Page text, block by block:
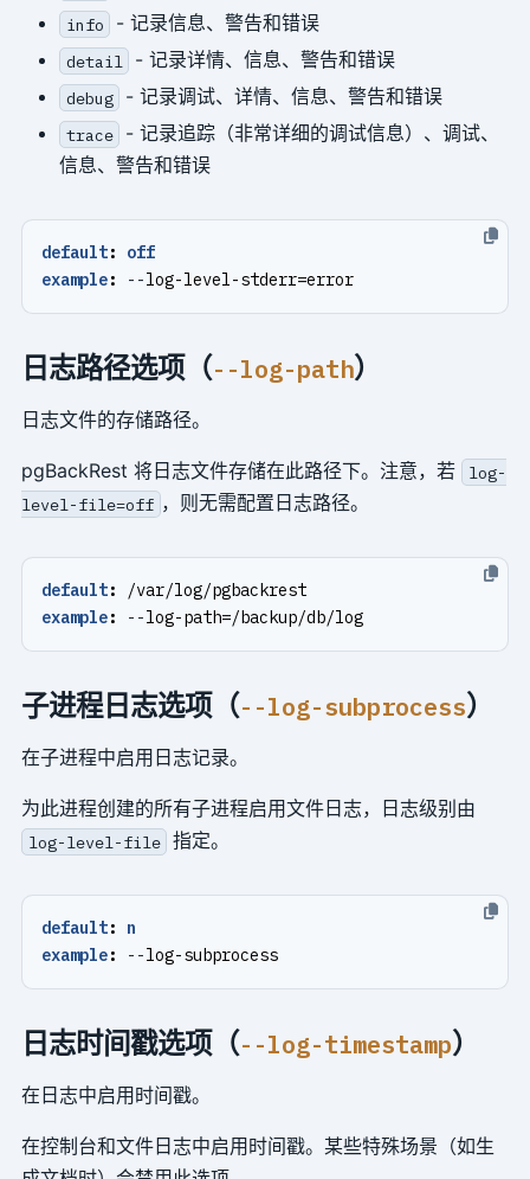
info - 记录信息、警告和错误
detail - 记录详情、信息、警告和错误
debug - 记录调试、详情、信息、警告和错误
trace
- 记录追踪（非常详细的调试信息）、调试、
信息、警告和错误
default:
off
example: --log-level-stderr=error
日志路径选项（--log-path）
日志文件的存储路径。
pgBackRest 将日志文件存储在此路径下。注意，若
log-
level-file=off ，则无需配置日志路径。
default:
/var/log/pgbackrest
example: --log-path=/backup/db/log
子进程日志选项（--log-subprocess）
在子进程中启用日志记录。
为此进程创建的所有子进程启用文件日志，日志级别由
log-level-file 指定。
default:
n
example: --log-subprocess
日志时间戳选项（--log-timestamp）
在日志中启用时间戳。
在控制台和文件日志中启用时间戳。某些特殊场景（如生